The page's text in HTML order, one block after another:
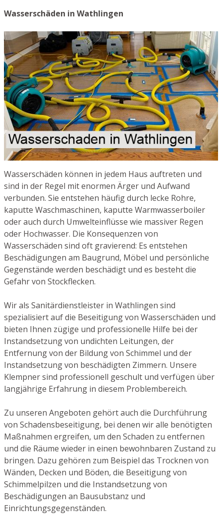
Wasserschäden in Wathlingen
Wasserschäden können in jedem Haus auftreten und
sind in der Regel mit enormen Ärger und Aufwand
verbunden. Sie entstehen häufig durch lecke Rohre,
kaputte Waschmaschinen, kaputte Warmwasserboiler
oder auch durch Umwelteinflüsse wie massiver Regen
oder Hochwasser. Die Konsequenzen von
Wasserschäden sind oft gravierend: Es entstehen
Beschädigungen am Baugrund, Möbel und persönliche
Gegenstände werden beschädigt und es besteht die
Gefahr von Stockflecken.
Wir als Sanitärdienstleister in Wathlingen sind
spezialisiert auf die Beseitigung von Wasserschäden und
bieten Ihnen zügige und professionelle Hilfe bei der
Instandsetzung von undichten Leitungen, der
Entfernung von der Bildung von Schimmel und der
Instandsetzung von beschädigten Zimmern. Unsere
Klempner sind professionell geschult und verfügen über
langjährige Erfahrung in diesem Problembereich.
Zu unseren Angeboten gehört auch die Durchführung
von Schadensbeseitigung, bei denen wir alle benötigten
Maßnahmen ergreifen, um den Schaden zu entfernen
und die Räume wieder in einen bewohnbaren Zustand zu
bringen. Dazu gehören zum Beispiel das Trocknen von
Wänden, Decken und Böden, die Beseitigung von
Schimmelpilzen und die Instandsetzung von
Beschädigungen an Bausubstanz und
Einrichtungsgegenständen.